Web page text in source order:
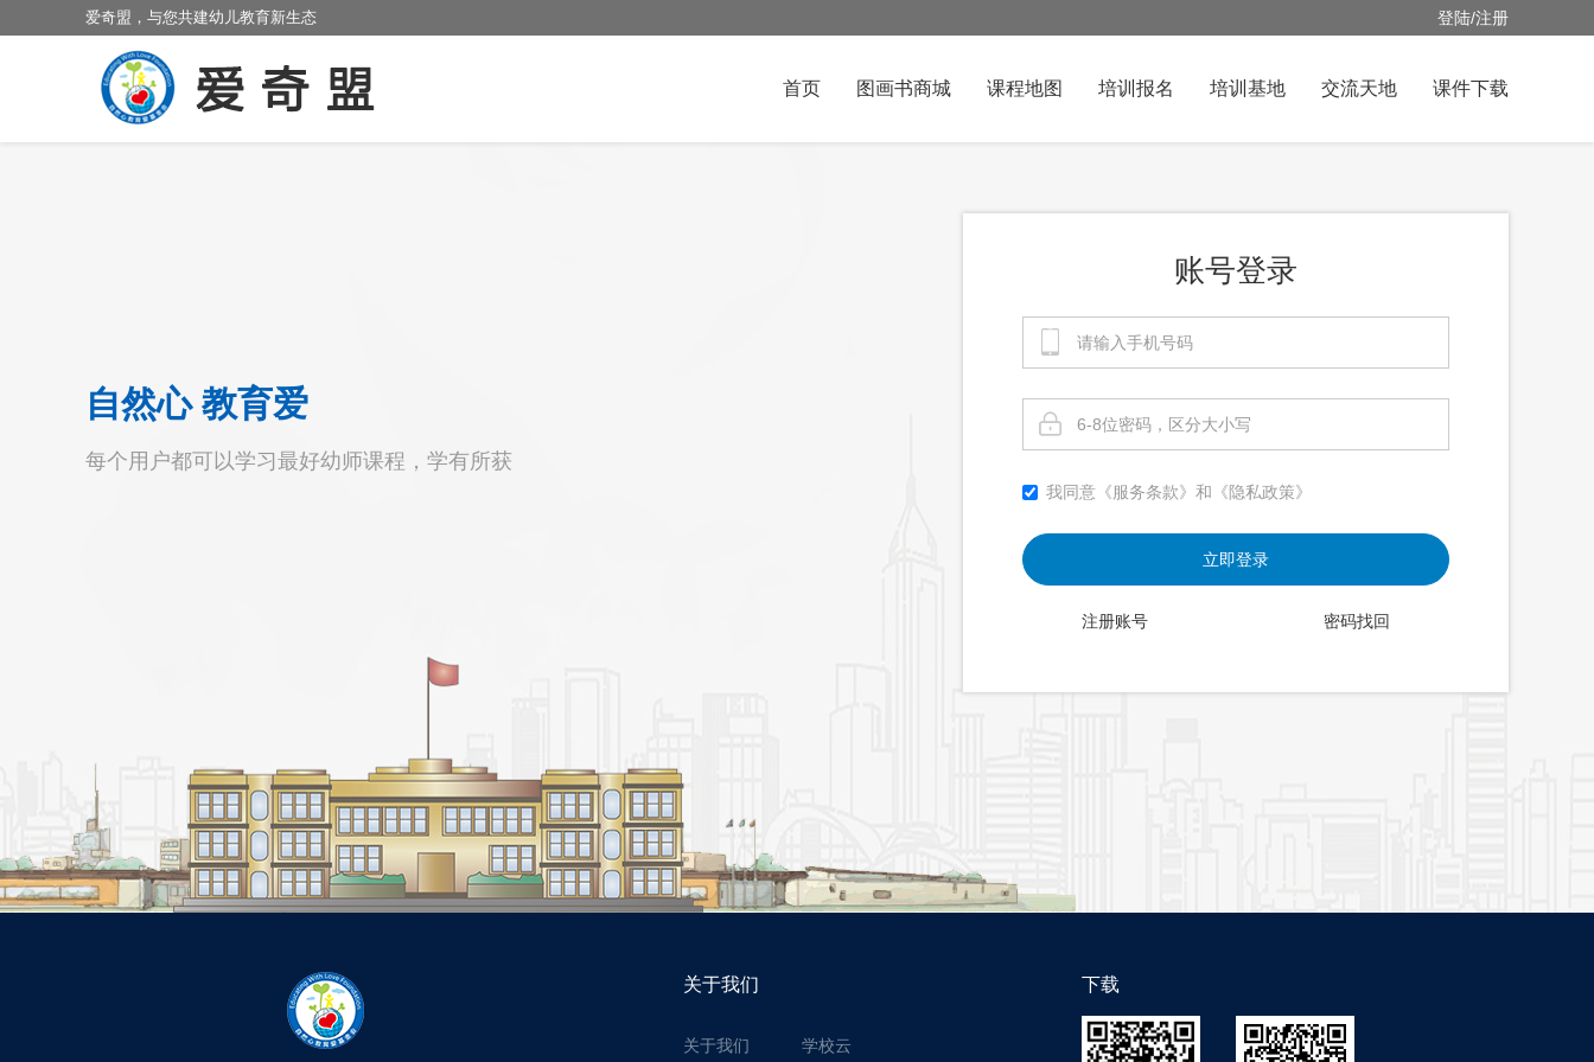
爱奇盟，与您共建幼儿教育新生态 登陆/注册
首页 图画书商城 课程地图 培训报名 培训基地 交流天地 课件下载
自然心 教育爱
每个用户都可以学习最好幼师课程，学有所获
账号登录
我同意《服务条款》和《隐私政策》
立即登录
注册账号 密码找回
关于我们
关于我们 学校云
下载